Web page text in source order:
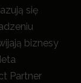
się
biznesy
Partner